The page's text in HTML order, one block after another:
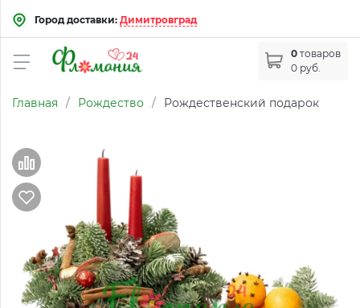
Город доставки: Димитровград
0 товаров
0 руб.
Главная / Рождество / Рождественский подарок